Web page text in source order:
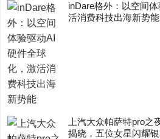
inDare格外：以空间
活消费科技出海新势能
上汽大众帕萨特pro之
揭晓，五位女星闪耀